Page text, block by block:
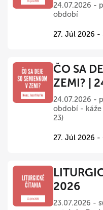
24.07.2026 -
období
27. Júl 2026 -
ČO SA
ZEMI? |
24.07.2026 -
období - káže
23)
27. Júl 2026 -
2026
23.07.2026 -